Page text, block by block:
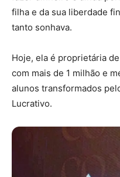
filha e da sua liberdade
tanto sonhava.
Hoje, ela é proprietária
com mais de 1 milhão e
alunos transformados
Lucrativo.